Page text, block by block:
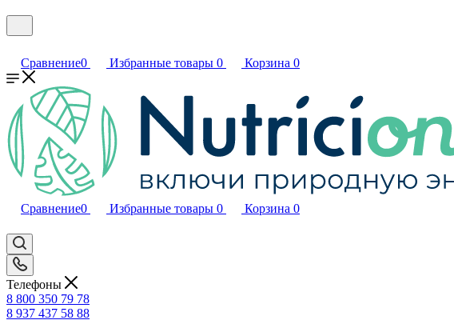
Сравнение0 Избранные товары 0 Корзина 0
Сравнение0 Избранные товары 0 Корзина 0
Телефоны
8 800 350 79 78
8 937 437 58 88